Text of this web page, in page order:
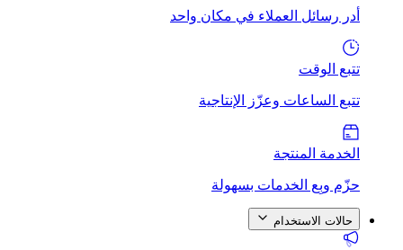
أدر رسائل العملاء في مكان واحد
تتبع الوقت
تتبع الساعات وعزّز الإنتاجية
الخدمة المنتجة
حزّم وبِع الخدمات بسهولة
حالات الاستخدام